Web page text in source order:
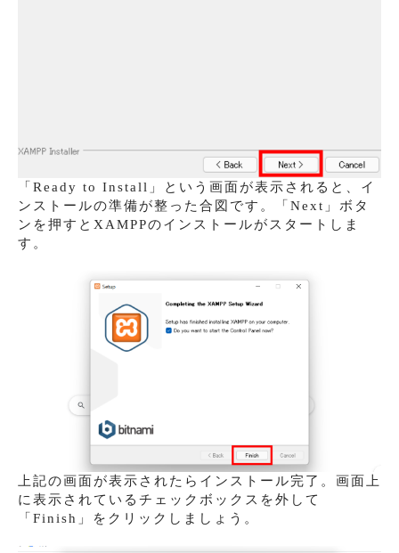
「Ready to Install」という画面が表示されると、イ
ンストールの準備が整った合図です。「Next」ボタ
ンを押すとXAMPPのインストールがスタートしま
す。
上記の画面が表示されたらインストール完了。画面上
に表示されているチェックボックスを外して
「Finish」をクリックしましょう。